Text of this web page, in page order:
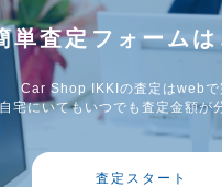
単査定フォーム
Car Shop IKKIの査定はwebで
宅にいてもいつでも査定金額が
査定スタート